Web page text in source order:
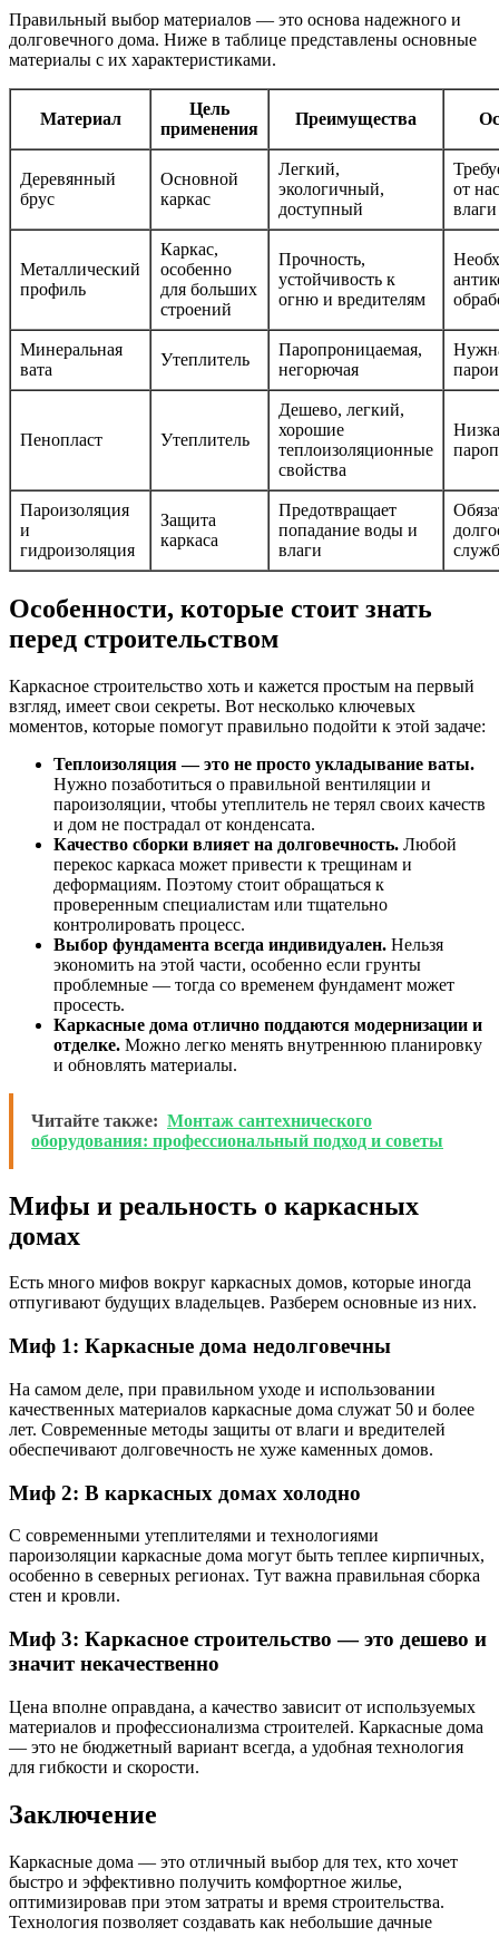
Правильный выбор материалов — это основа надежного и
долговечного дома. Ниже в таблице представлены основные
материалы с их характеристиками.
Материал
Цель
применения
Преимущества
Деревянный
брус
Основной
каркас
Легкий,
экологичный,
доступный
от
влаги
Металлический
профиль
Каркас,
особенно
для больших
строений
Прочность,
устойчивость к
огню и вредителям
Минеральная
вата
Утеплитель
Паропроницаемая,
негорючая
Пенопласт Утеплитель
Дешево, легкий,
хорошие
теплоизоляционные
свойства
Пароизоляция
и
гидроизоляция
Защита
каркаса
Предотвращает
попадание воды и
влаги
Особенности, которые стоит знать
перед строительством
Каркасное строительство хоть и кажется простым на первый
взгляд, имеет свои секреты. Вот несколько ключевых
моментов, которые помогут правильно подойти к этой задаче:
Теплоизоляция — это не просто укладывание ваты.
Нужно позаботиться о правильной вентиляции и
пароизоляции, чтобы утеплитель не терял своих качеств
и дом не пострадал от конденсата.
Качество сборки влияет на долговечность. Любой
перекос каркаса может привести к трещинам и
деформациям. Поэтому стоит обращаться к
проверенным специалистам или тщательно
контролировать процесс.
Выбор фундамента всегда индивидуален. Нельзя
экономить на этой части, особенно если грунты
проблемные — тогда со временем фундамент может
просесть.
Каркасные дома отлично поддаются модернизации и
отделке. Можно легко менять внутреннюю планировку
и обновлять материалы.
Читайте также: Монтаж сантехнического
оборудования: профессиональный подход и советы
Мифы и реальность о каркасных
домах
Есть много мифов вокруг каркасных домов, которые иногда
отпугивают будущих владельцев. Разберем основные из них.
Миф 1: Каркасные дома недолговечны
На самом деле, при правильном уходе и использовании
качественных материалов каркасные дома служат 50 и более
лет. Современные методы защиты от влаги и вредителей
обеспечивают долговечность не хуже каменных домов.
Миф 2: В каркасных домах холодно
С современными утеплителями и технологиями
пароизоляции каркасные дома могут быть теплее кирпичных,
особенно в северных регионах. Тут важна правильная сборка
стен и кровли.
Миф 3: Каркасное строительство — это дешево и
значит некачественно
Цена вполне оправдана, а качество зависит от используемых
материалов и профессионализма строителей. Каркасные дома
— это не бюджетный вариант всегда, а удобная технология
для гибкости и скорости.
Заключение
Каркасные дома — это отличный выбор для тех, кто хочет
быстро и эффективно получить комфортное жилье,
оптимизировав при этом затраты и время строительства.
Технология позволяет создавать как небольшие дачные